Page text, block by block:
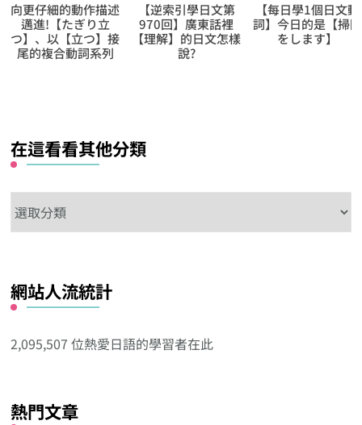
【逆索引學日文第
970回】廣東話裡
【理解】的日文怎樣
說?
【每日學1個日文動
詞】今日的是【掃除
をします】
向更仔細的動作描述
邁進!【握り合
う】、以【合う】接
在這看看其他分類
這
其
他
類
網站人流統計
2,095,507 位熱愛日語的學習者在此
熱門文章